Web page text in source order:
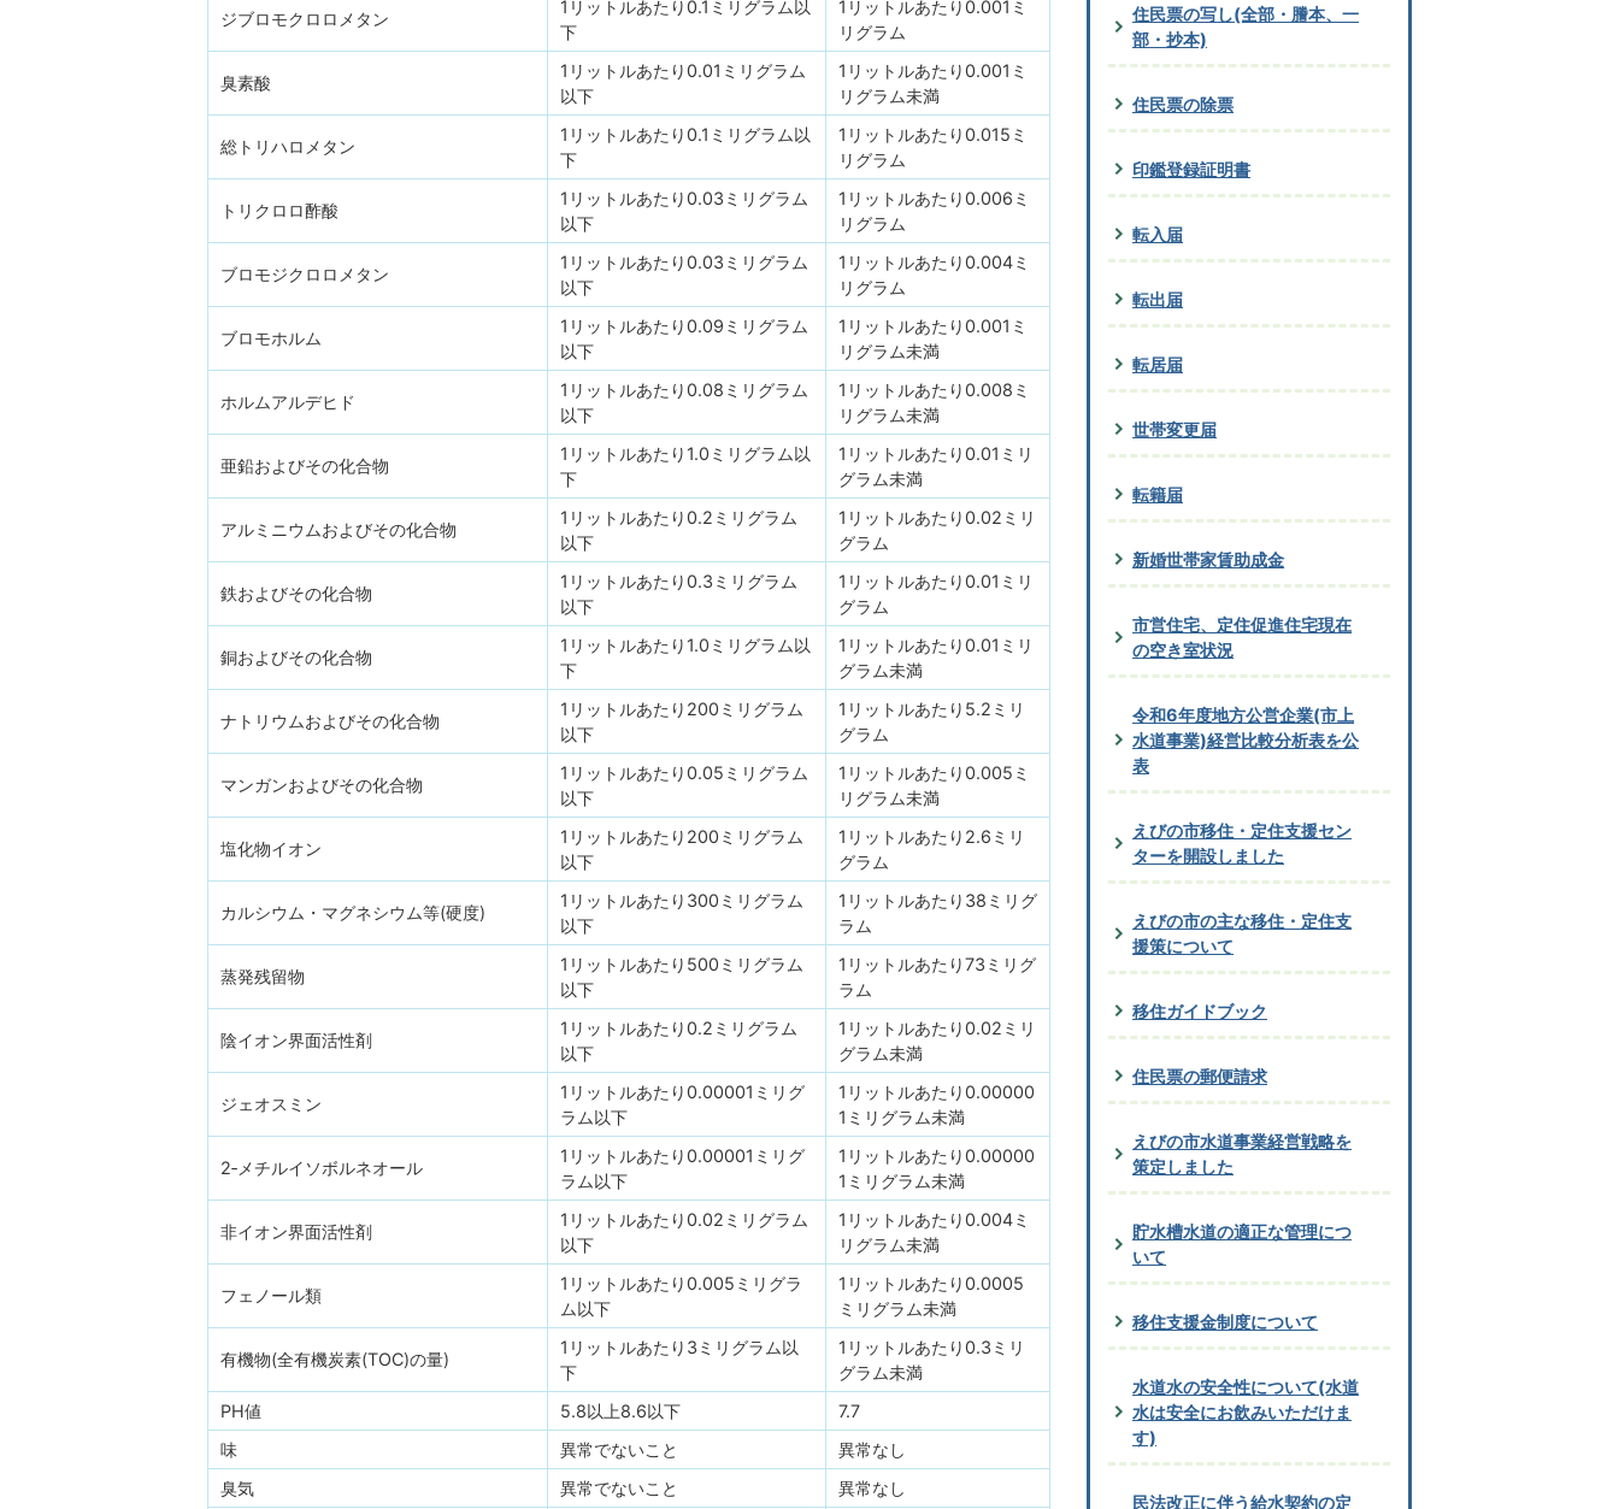
ジブロモクロロメタン
1リットルあたり0.1ミリグラム以
下
1リットルあたり0.001ミ
リグラム
臭素酸
1リットルあたり0.01ミリグラム
以下
1リットルあたり0.001ミ
リグラム未満
総トリハロメタン
1リットルあたり0.1ミリグラム以
下
1リットルあたり0.015ミ
リグラム
トリクロロ酢酸
1リットルあたり0.03ミリグラム
以下
1リットルあたり0.006ミ
リグラム
ブロモジクロロメタン
1リットルあたり0.03ミリグラム
以下
1リットルあたり0.004ミ
リグラム
ブロモホルム
1リットルあたり0.09ミリグラム
以下
1リットルあたり0.001ミ
リグラム未満
ホルムアルデヒド
1リットルあたり0.08ミリグラム
以下
1リットルあたり0.008ミ
リグラム未満
亜鉛およびその化合物
1リットルあたり1.0ミリグラム以
下
1リットルあたり0.01ミリ
グラム未満
アルミニウムおよびその化合物
1リットルあたり0.2ミリグラム
以下
1リットルあたり0.02ミリ
グラム
鉄およびその化合物
1リットルあたり0.3ミリグラム
以下
1リットルあたり0.01ミリ
グラム
銅およびその化合物
1リットルあたり1.0ミリグラム以
下
1リットルあたり0.01ミリ
グラム未満
ナトリウムおよびその化合物
1リットルあたり200ミリグラム
以下
1リットルあたり5.2ミリ
グラム
マンガンおよびその化合物
1リットルあたり0.05ミリグラム
以下
1リットルあたり0.005ミ
リグラム未満
塩化物イオン
1リットルあたり200ミリグラム
以下
1リットルあたり2.6ミリ
グラム
カルシウム・マグネシウム等(硬度)
1リットルあたり300ミリグラム
以下
1リットルあたり38ミリグ
ラム
蒸発残留物
1リットルあたり500ミリグラム
以下
1リットルあたり73ミリグ
ラム
陰イオン界面活性剤
1リットルあたり0.2ミリグラム
以下
1リットルあたり0.02ミリ
グラム未満
ジェオスミン
1リットルあたり0.00001ミリグ
ラム以下
1リットルあたり0.00000
1ミリグラム未満
2‐メチルイソボルネオール
1リットルあたり0.00001ミリグ
ラム以下
1リットルあたり0.00000
1ミリグラム未満
非イオン界面活性剤
1リットルあたり0.02ミリグラム
以下
1リットルあたり0.004ミ
リグラム未満
フェノール類
1リットルあたり0.005ミリグラ
ム以下
1リットルあたり0.0005
ミリグラム未満
有機物(全有機炭素(TOC)の量)
1リットルあたり3ミリグラム以
下
1リットルあたり0.3ミリ
グラム未満
PH値
5.8以上8.6以下
7.7
味
異常でないこと
異常なし
臭気
異常でないこと 異常なし
住民票の写し(全部・謄本、一
部・抄本)
住民票の除票
印鑑登録証明書
転入届
転出届
転居届
世帯変更届
転籍届
新婚世帯家賃助成金
市営住宅、定住促進住宅現在
の空き室状況
令和6年度地方公営企業(市上
水道事業)経営比較分析表を公
表
えびの市移住・定住支援セン
ターを開設しました
えびの市の主な移住・定住支
援策について
移住ガイドブック
住民票の郵便請求
えびの市水道事業経営戦略を
策定しました
貯水槽水道の適正な管理につ
いて
移住支援金制度について
水道水の安全性について(水道
水は安全にお飲みいただけま
す)
民法改正に伴う給水契約の定